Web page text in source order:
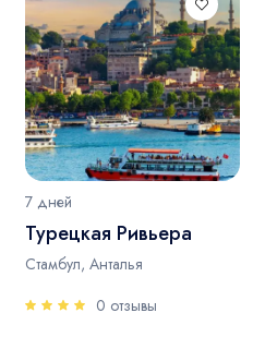
7 дней
Турецкая Ривьера
Стамбул, Анталья
0 отзывы